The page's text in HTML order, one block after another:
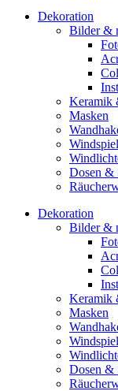
Dekoration
Bilder &
Keramik
Masken
Dosen &
Dekoration
Bilder &
Keramik
Masken
Dosen &